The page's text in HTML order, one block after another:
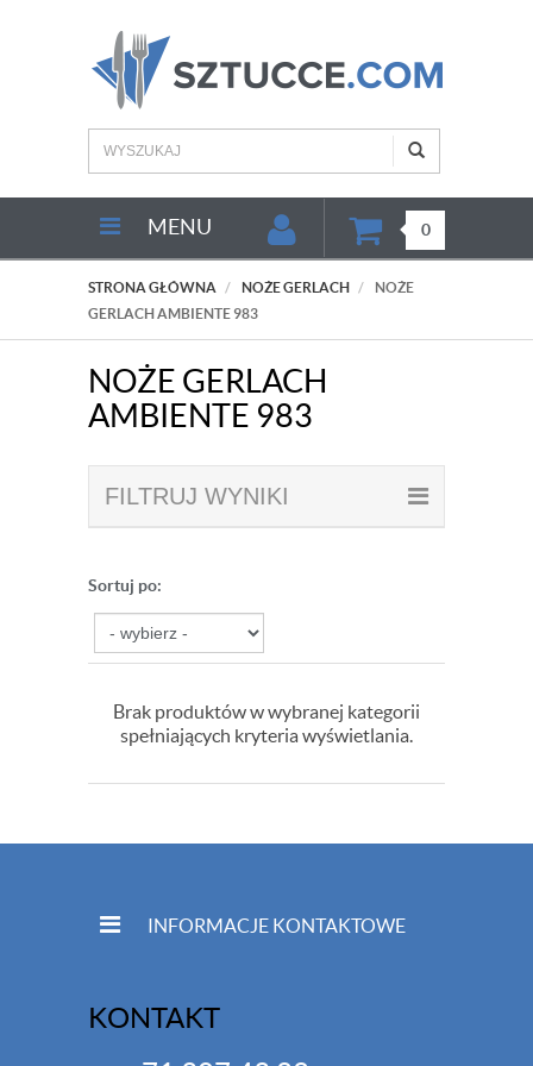
MENU 0
STRONA GŁÓWNA NOŻE GERLACH
NOŻE
GERLACH AMBIENTE 983
NOŻE GERLACH
AMBIENTE 983
FILTRUJ WYNIKI
Sortuj po:
Brak produktów w wybranej kategorii
spełniających kryteria wyświetlania.
INFORMACJE KONTAKTOWE
KONTAKT